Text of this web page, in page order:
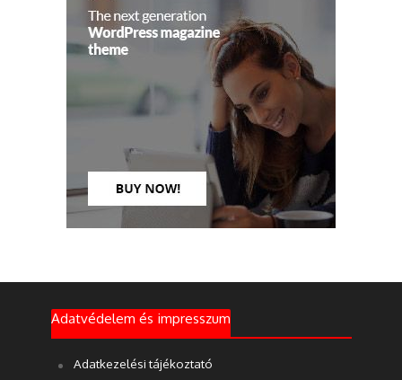
Adatvédelem és impresszum
Adatkezelési tájékoztató